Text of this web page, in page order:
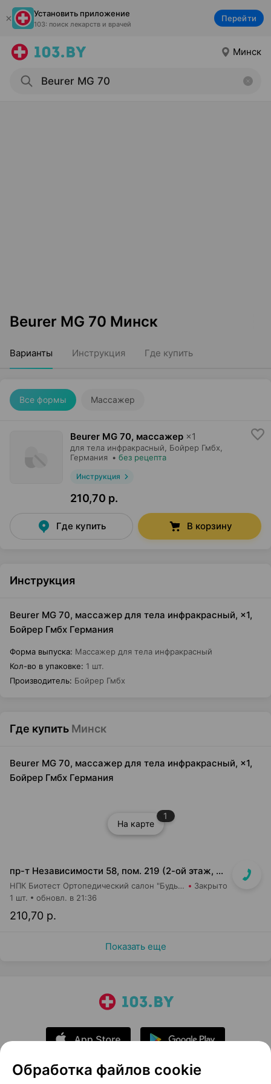
Установить приложение
103: поиск лекарств и врачей
Перейти
Минск
Beurer MG 70 Минск
Варианты Инструкция Где купить
Все формы Массажер
Beurer MG 70, массажер ×1
для тела инфракрасный, Бойрер Гмбх
Германия • без рецепта
Инструкция
210,70 р.
Где купить В корзину
Инструкция
Beurer MG 70, массажер для тела инфракрасный, ×1,
Бойрер Гмбх Германия
Форма выпуска: Массажер для тела инфракрасный
Кол-во в упаковке: 1 шт.
Производитель: Бойрер Гмбх
Где купить Минск
Beurer MG 70, массажер для тела инфракрасный, ×1,
Бойрер Гмбх Германия
На карте
1
пр-т Независимости 58, пом. 219 (2-ой этаж, ТЦ Московско-Венский)
НПК Биотест Ортопедический салон "Будь в тонусе" Закрыто
210,70 р.
1 шт. обновл. в 21:36
Показать еще
Обработка файлов cookie